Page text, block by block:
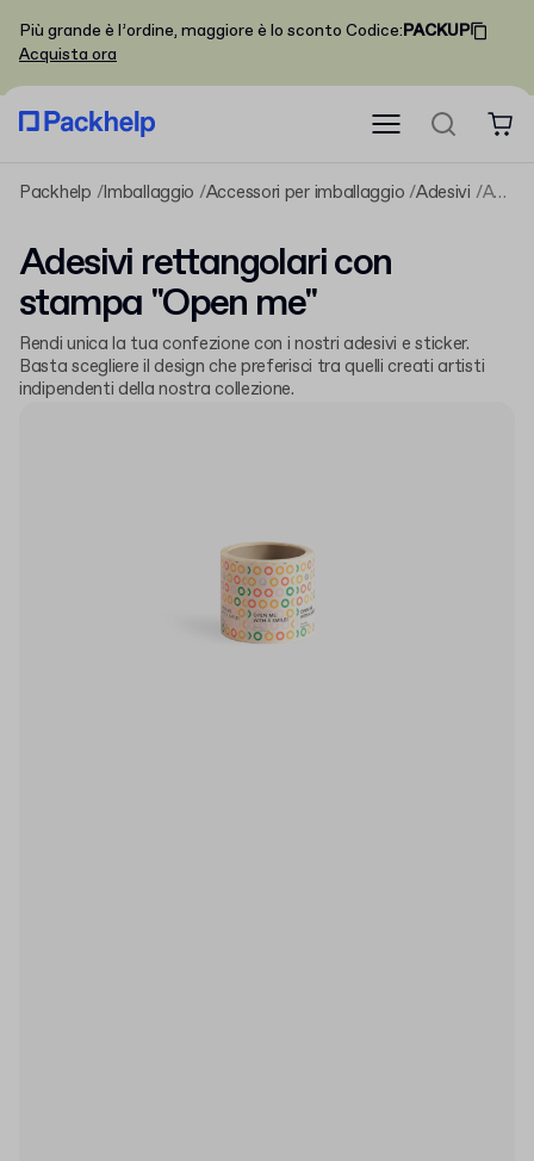
Più grande è l’ordine, maggiore è lo sconto Codice:PACKUP
Acquista ora
Packhelp Imballaggio Accessori per imballaggio Adesivi Adesivi rettangolari con stampa "Open me"
Adesivi rettangolari con
stampa "Open me"
Rendi unica la tua confezione con i nostri adesivi e sticker.
Basta scegliere il design che preferisci tra quelli creati artisti
indipendenti della nostra collezione.